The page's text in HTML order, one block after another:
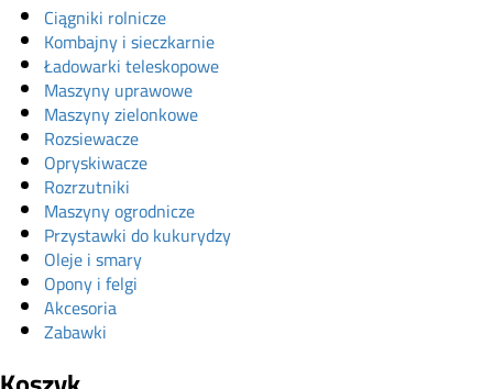
Ciągniki rolnicze
Kombajny i sieczkarnie
Ładowarki teleskopowe
Maszyny uprawowe
Maszyny zielonkowe
Rozsiewacze
Opryskiwacze
Rozrzutniki
Maszyny ogrodnicze
Przystawki do kukurydzy
Oleje i smary
Opony i felgi
Akcesoria
Zabawki